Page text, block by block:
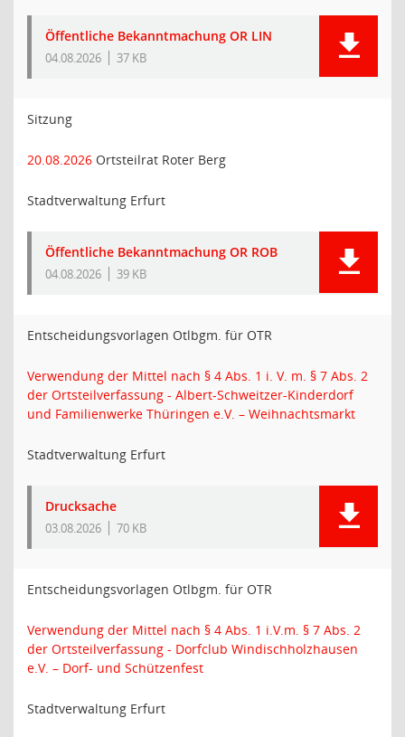
Öffentliche Bekanntmachung OR LIN
04.08.2026 37 KB
Sitzung
20.08.2026 Ortsteilrat Roter Berg
Stadtverwaltung Erfurt
Öffentliche Bekanntmachung OR ROB
04.08.2026 39 KB
Entscheidungsvorlagen Otlbgm. für OTR
Verwendung der Mittel nach § 4 Abs. 1 i. V. m. § 7 Abs. 2
der Ortsteilverfassung - Albert-Schweitzer-Kinderdorf
und Familienwerke Thüringen e.V. – Weihnachtsmarkt
Stadtverwaltung Erfurt
Drucksache
03.08.2026 70 KB
Entscheidungsvorlagen Otlbgm. für OTR
Verwendung der Mittel nach § 4 Abs. 1 i.V.m. § 7 Abs. 2
der Ortsteilverfassung - Dorfclub Windischholzhausen
e.V. – Dorf- und Schützenfest
Stadtverwaltung Erfurt